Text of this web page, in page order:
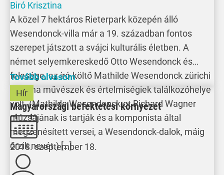
Biró Krisztina
A közel 7 hektáros Rieterpark közepén álló
Wesendonck-villa már a 19. században fontos
szerepet játszott a svájci kulturális életben. A
német selyemkereskedő Otto Wesendonck és
felesége, az író-költő Mathilde Wesendonck zürichi
otthona művészek és értelmiségiek találkozóhelye
volt. (Mathilde Wesendonck-ot Richard Wagner
múzsájának is tartják és a komponista által
megzenésített versei, a Wesendonck-dalok, máig
őrzik nevét.) […]
Tovább olvasom
Hír
Magyarországi befektetési környezet
2018. szeptember 18.